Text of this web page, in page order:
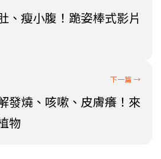
、瘦小腹！跪姿棒式影片
發燒、咳嗽、皮膚癢！來
物